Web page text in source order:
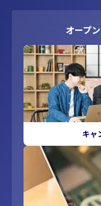
オープ
キャ